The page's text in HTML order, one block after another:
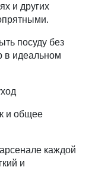
и других
посуду без
в идеальном
и общее
каждой
и